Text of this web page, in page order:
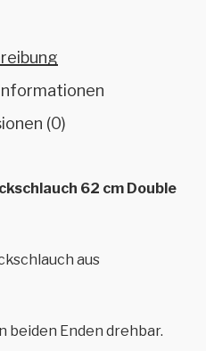
(0)
62 cm Double
aus
beiden Enden drehbar.